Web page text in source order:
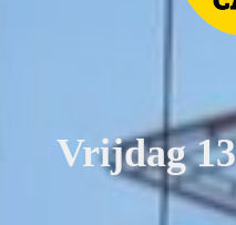
Vrijdag